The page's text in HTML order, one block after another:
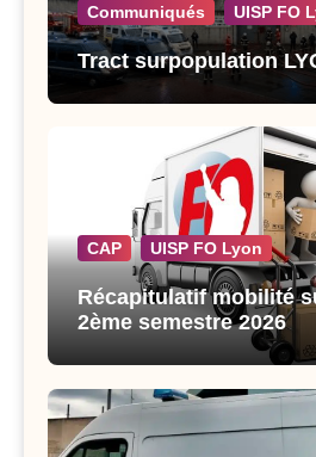
Communiqués UISP FO
Tract surpopulation
CAP UISP FO Lyon
Récapitulatif mobilité
2ème semestre 2026